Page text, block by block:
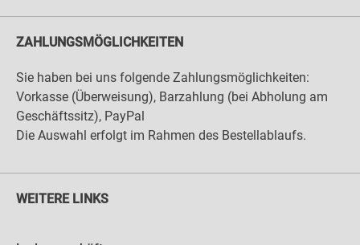
ZAHLUNGSMÖGLICHKEITEN
Sie haben bei uns folgende Zahlungsmöglichkeiten:
Vorkasse (Überweisung), Barzahlung (bei Abholung am
Geschäftssitz), PayPal
Die Auswahl erfolgt im Rahmen des Bestellablaufs.
WEITERE LINKS